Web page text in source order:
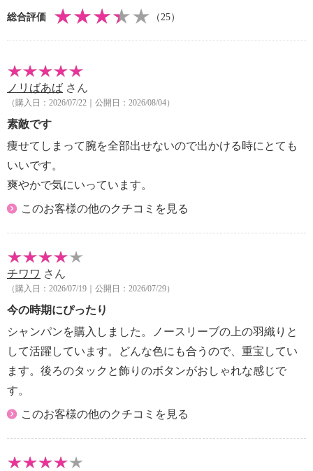
・漂白処理：塩素系・酸素系漂白不可
・タンブル乾燥：不可
・アイロン仕上げ：可（中温）
・ドライクリーニング：石油系ドライクリーニング可
・ウエットクリーニング：可
【メンテナンス（ケアラベル）】
・長時間照射による変退色注意
・単品洗い
・摩擦による色落ち、色移り注意
【原産国（地）】
・中国製
総合評価 （25）
ノリばあば さん
（購入日：2026/07/22｜公開日：2026/08/04）
素敵です
痩せてしまって腕を全部出せないので出かける時にとても
いいです。
爽やかで気にいっています。
このお客様の他のクチコミを見る
チワワ さん
（購入日：2026/07/19｜公開日：2026/07/29）
今の時期にぴったり
シャンパンを購入しました。ノースリーブの上の羽織りと
して活躍しています。どんな色にも合うので、重宝してい
ます。後ろのタックと飾りのボタンがおしゃれな感じで
す。
このお客様の他のクチコミを見る